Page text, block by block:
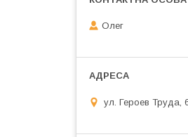
Олег
ул. Героев Труда,